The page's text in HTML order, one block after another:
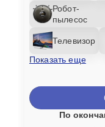
Робот-
пылесос
Телевизор
Показать еще
По